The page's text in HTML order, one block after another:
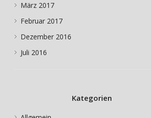
März 2017
Februar 2017
Dezember 2016
Juli 2016
Kategorien